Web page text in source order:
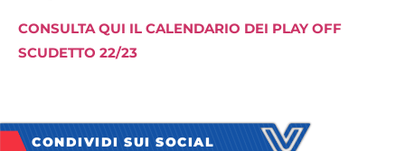
CONSULTA QUI IL CALENDARIO DEI PLAY OFF
SCUDETTO 22/23
CONDIVIDI SUI SOCIAL